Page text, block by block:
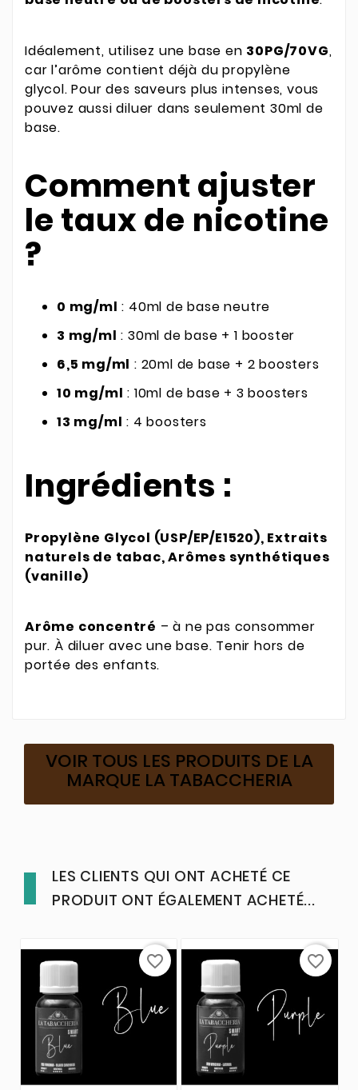
Idéalement, utilisez une base en 30PG/70VG,
car l’arôme contient déjà du propylène
glycol. Pour des saveurs plus intenses, vous
pouvez aussi diluer dans seulement 30ml de
base.
Comment ajuster
le taux de nicotine
?
0 mg/ml : 40ml de base neutre
3 mg/ml : 30ml de base + 1 booster
6,5 mg/ml : 20ml de base + 2 boosters
10 mg/ml : 10ml de base + 3 boosters
13 mg/ml : 4 boosters
Ingrédients :
Propylène Glycol (USP/EP/E1520), Extraits
naturels de tabac, Arômes synthétiques
(vanille)
Arôme concentré – à ne pas consommer
pur. À diluer avec une base. Tenir hors de
portée des enfants.
VOIR TOUS LES PRODUITS DE LA
MARQUE LA TABACCHERIA
LES CLIENTS QUI ONT ACHETÉ CE
PRODUIT ONT ÉGALEMENT ACHETÉ...
favorite_border favorite_border